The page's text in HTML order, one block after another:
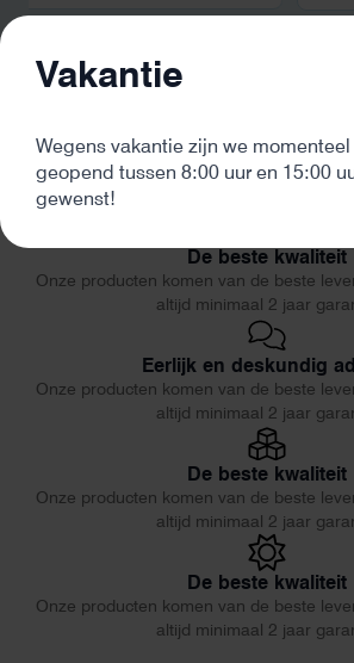
De beste kwaliteit
Onze producten komen van de beste
altijd minimaal 2 jaar
Eerlijk en deskundig
Onze producten komen van de beste
altijd minimaal 2 jaar
De beste kwaliteit
Onze producten komen van de beste
altijd minimaal 2 jaar
De beste kwaliteit
Onze producten komen van de beste
altijd minimaal 2 jaar
Vakantie
Wegens vakantie zijn we
geopend tussen 8:00 uur en 15:00
gewenst!